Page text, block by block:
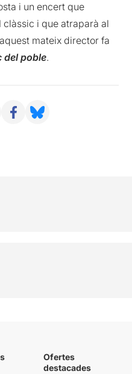
i un encert que
i que atraparà al
mateix director fa
del poble.
Ofertes
destacades